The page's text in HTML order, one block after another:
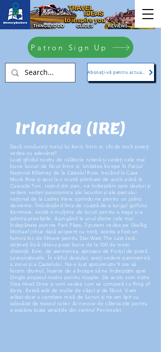
Patron Sign Up
Irlanda (IRE)
Dacă conduceți Inelul lui Kerry într-o zi, cât de mult puteți
vedea cu adevărat?
Luați ghidul nostru de călătorie rutieră și vedeți cele mai
bune lucruri de făcut într-o zi. Unitatea începe în Parcul
Național Killarney de la Castelul Ross, trecând la Casa
Muck Ross și apoi la o scurtă plimbare de acolo până la
Cascada Torc. Ieșind din parc, ne îndreptăm spre dealuri și
vedem vederi panoramice ale lacurilor și ale parcului
național de la Ladies View, oprindu-ne pentru un prânz
devreme. Îmbrățișând linia de coastă de-a lungul golfului
Kenmare, există o mulțime de locuri pentru a trage și a
admira priveliștile. Ajungând la unul dintre cele mai
îndepărtate puncte Park Plaza, îl putem vedea pe Skellig
Michael (chiar dacă acoperit cu nori), acesta a fost un
faimos loc de filmare pentru Star Wars The Last Jedi.
obțineți încă câteva poze bune de la 100 de metri
distanță. Este, de asemenea, aproape de Fortul de piatră
Leacanabuaile. În vârful dealului, aveți vedere panoramică
a zonei și a Castelului. Ne-a luat aproximativ 9 ore să
facem drumul, înainte de a începe să ne îndreptăm spre
Dingle popasul nostru pentru noapte. De acolo vom vizita
Slea Head Drive și vom vedea cum se compară cu Ring of
Kerry. Există atât de multe de văzut și de făcut. V-am
arătat doar o cantitate mică de lucruri și ne-am lipit cu
adevărat de traseul rutier. Ai nevoie de câteva zile pentru
a explora toate atracțiile din centrul Peninsulei.